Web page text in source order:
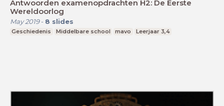
Antwoorden examenopdrachten H2: De Eerste
Wereldoorlog
May 2019- 8 slides
Geschiedenis Middelbare school mavo Leerjaar 3,4